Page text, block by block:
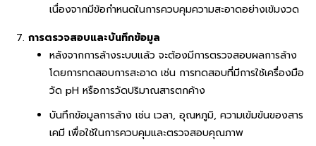
เนื่องจากมีข้อกำหนดในการควบคุมความสะอาดอย่างเข้มงวด
การตรวจสอบและบันทึกข้อมูล
หลังจากการล้างระบบแล้ว จะต้องมีการตรวจสอบผลการล้าง
โดยการทดสอบการสะอาด เช่น การทดสอบที่มีการใช้เครื่องมือ
วัด pH หรือการวัดปริมาณสารตกค้าง
บันทึกข้อมูลการล้าง เช่น เวลา, อุณหภูมิ, ความเข้มข้นของสาร
เคมี เพื่อใช้ในการควบคุมและตรวจสอบคุณภาพ